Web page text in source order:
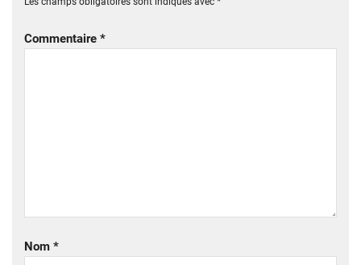
Commentaire *
Nom *